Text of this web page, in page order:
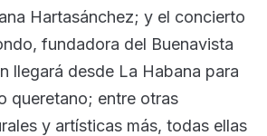
Hartasánchez; y el concierto
fundadora del Buenavista
llegará desde La Habana para
queretano; entre otras
y artísticas más, todas ellas